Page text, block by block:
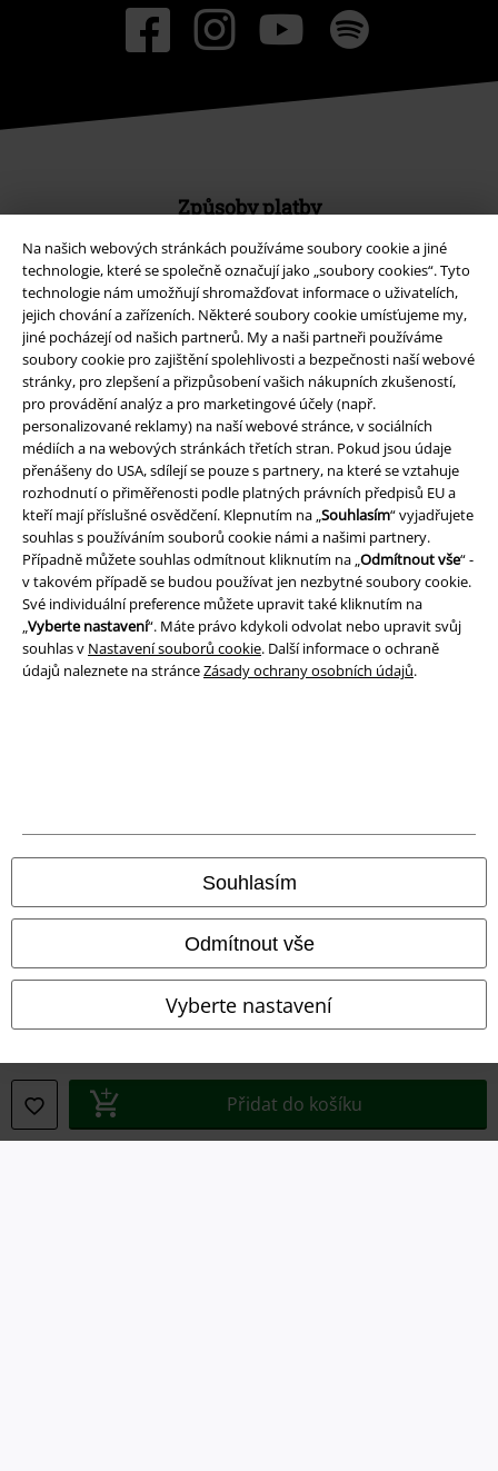
Na našich webových stránkách používáme soubory cookie a jiné
technologie, které se společně označují jako „soubory cookies“. Tyto
technologie nám umožňují shromažďovat informace o uživatelích,
jejich chování a zařízeních. Některé soubory cookie umísťujeme my,
jiné pocházejí od našich partnerů. My a naši partneři používáme
soubory cookie pro zajištění spolehlivosti a bezpečnosti naší webové
stránky, pro zlepšení a přizpůsobení vašich nákupních zkušeností,
pro provádění analýz a pro marketingové účely (např.
personalizované reklamy) na naší webové stránce, v sociálních
médiích a na webových stránkách třetích stran. Pokud jsou údaje
přenášeny do USA, sdílejí se pouze s partnery, na které se vztahuje
rozhodnutí o přiměřenosti podle platných právních předpisů EU a
kteří mají příslušné osvědčení. Klepnutím na „ Souhlasím“ vyjadřujete
souhlas s používáním souborů cookie námi a našimi partnery.
Případně můžete souhlas odmítnout kliknutím na „ Odmítnout vše“ -
v takovém případě se budou používat jen nezbytné soubory cookie.
Své individuální preference můžete upravit také kliknutím na
Vyberte nastavení“. Máte právo kdykoli odvolat nebo upravit svůj
souhlas v Nastavení souborů cookie. Další informace o ochraně
údajů naleznete na stránceZásady ochrany osobních údajů.
Souhlasím
Odmítnout vše
Vyberte nastavení
Přidat do košíku
Způsoby platby
Bankovní převod Platba na dobírku
Doprava
Balíkovna Balík Do ruky
EMP aplikaci
Stáhněte si novou EMP aplikaci zdarma a využijte všechny nové
funkce a výhody!
Podmínky
Prohlášení